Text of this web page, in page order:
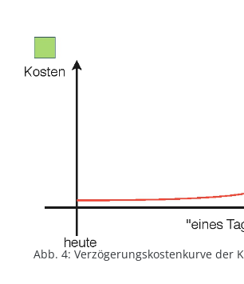
Abb. 4: Verzögerungskostenkurve der